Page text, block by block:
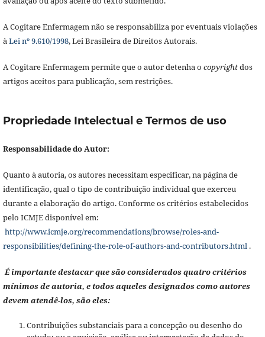
A Cogitare Enfermagem não se responsabiliza por eventuais violações
àLei nº 9.610/1998, Lei Brasileira de Direitos Autorais.
A Cogitare Enfermagem permite que o autor detenha o copyrightdos
artigos aceitos para publicação, sem restrições.
Propriedade Intelectual e Termos de uso
Responsabilidade do Autor:
Quanto à autoria, os autores necessitam especificar, na página de
identificação, qual o tipo de contribuição individual que exerceu
durante a elaboração do artigo. Conforme os critérios estabelecidos
pelo ICMJE disponível em:
http://www.icmje.org/recommendations/browse/roles-and-
responsibilities/defining-the-role-of-authors-and-contributors.html.
É importante destacar que são considerados quatro critérios
mínimos de autoria, e todos aqueles designados como autores
devem atendê-los, são eles:
Contribuições substanciais para a concepção ou desenho do